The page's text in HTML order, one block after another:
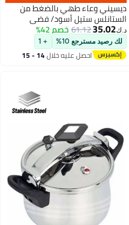
من
فضي
خصم 42%
+ 1
خلال 14 - 15